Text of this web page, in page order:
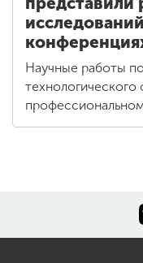
Научные работы
технологического